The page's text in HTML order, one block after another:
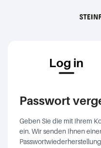
Log in
Passwort
Geben Sie die mit Ihrem
ein. Wir senden Ihnen
If
are
a
human,